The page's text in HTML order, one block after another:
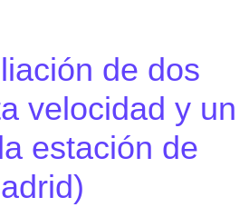
de dos
velocidad y un
estación de